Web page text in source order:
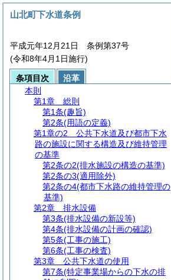
山北町下水道条例
平成元年12月21日 条例第37号
(令和8年4月1日施行)
条項目次
沿革
本則
第1章
総則
第1条(趣旨)
第2条(用語の定義)
第1章の2
公共下水道及び都市下水
路の施設に関する構造及び維持管理
の基準
第2条の2(排水施設の構造の基準)
第2条の3(適用除外)
第2条の4(都市下水路の維持管理の
基準)
第2章
排水設備
第3条(排水設備の新設等)
第4条(排水設備の計画の確認)
第5条(工事の施工)
第6条(工事の検査)
第3章
公共下水道の使用
第7条(特定事業場からの下水の排